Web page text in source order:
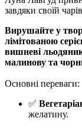
завдяки своїй
Вирушайте у
лімітованою
вишневі
малинову та
Основні переваги:
✅
желатину.